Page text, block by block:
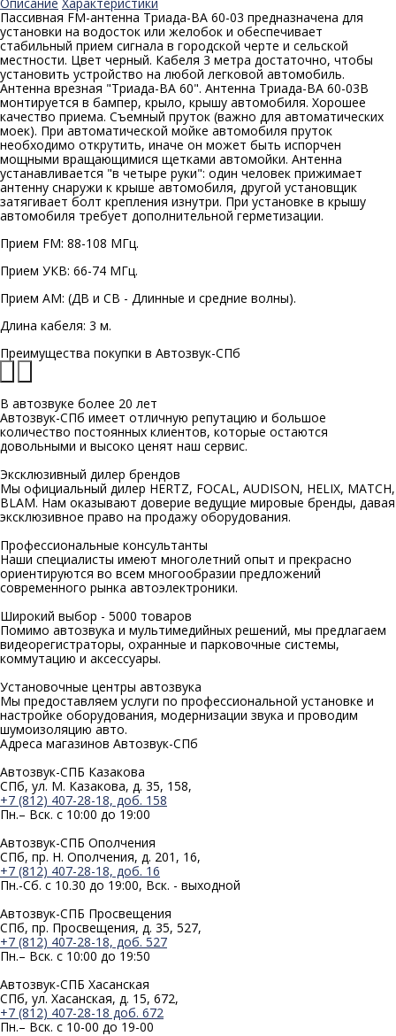
Пассивная FM-антенна Триада-ВА 60-03 предназначена для
установки на водосток или желобок и обеспечивает
стабильный прием сигнала в городской черте и сельской
местности. Цвет черный. Кабеля 3 метра достаточно, чтобы
установить устройство на любой легковой автомобиль.
Антенна врезная "Триада-ВА 60". Антенна Триада-ВА 60-03В
монтируется в бампер, крыло, крышу автомобиля. Хорошее
качество приема. Съемный пруток (важно для автоматических
моек). При автоматической мойке автомобиля пруток
необходимо открутить, иначе он может быть испорчен
мощными вращающимися щетками автомойки. Антенна
устанавливается "в четыре руки": один человек прижимает
антенну снаружи к крыше автомобиля, другой установщик
затягивает болт крепления изнутри. При установке в крышу
автомобиля требует дополнительной герметизации.
Прием FM: 88-108 МГц.
Прием УКВ: 66-74 МГц.
Прием АМ: (ДВ и СВ - Длинные и средние волны).
Длина кабеля: 3 м.
Преимущества покупки в Автозвук-СПб
В автозвуке более 20 лет
Автозвук-СПб имеет отличную репутацию и большое
количество постоянных клиентов, которые остаются
довольными и высоко ценят наш сервис.
Эксклюзивный дилер брендов
Мы официальный дилер HERTZ, FOCAL, AUDISON, HELIX, MATCH,
BLAM. Нам оказывают доверие ведущие мировые бренды, давая
эксклюзивное право на продажу оборудования.
Профессиональные консультанты
Наши специалисты имеют многолетний опыт и прекрасно
ориентируются во всем многообразии предложений
современного рынка автоэлектроники.
Широкий выбор - 5000 товаров
Помимо автозвука и мультимедийных решений, мы предлагаем
видеорегистраторы, охранные и парковочные системы,
коммутацию и аксессуары.
Установочные центры автозвука
Мы предоставляем услуги по профессиональной установке и
настройке оборудования, модернизации звука и проводим
шумоизоляцию авто.
Адреса магазинов Автозвук-СПб
Автозвук-СПБ Казакова
СПб, ул. М. Казакова, д. 35, 158,
+7 (812) 407-28-18, доб. 158
Пн.– Вск. с 10:00 до 19:00
Автозвук-СПБ Ополчения
СПб, пр. Н. Ополчения, д. 201, 16,
+7 (812) 407-28-18, доб. 16
Пн.-Сб. с 10.30 до 19:00, Вск. - выходной
Автозвук-СПБ Просвещения
СПб, пр. Просвещения, д. 35, 527,
+7 (812) 407-28-18, доб. 527
Пн.– Вск. с 10:00 до 19:50
Автозвук-СПБ Хасанская
СПб, ул. Хасанская, д. 15, 672,
+7 (812) 407-28-18 доб. 672
Пн.– Вск. с 10-00 до 19-00